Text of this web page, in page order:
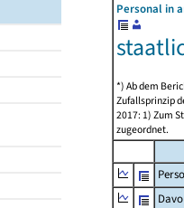
Personal in
*) Ab dem
Zufallsprinzip
2017: 1) Zum
zugeordnet.